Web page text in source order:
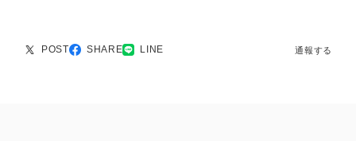
POST SHARE LINE 通報する